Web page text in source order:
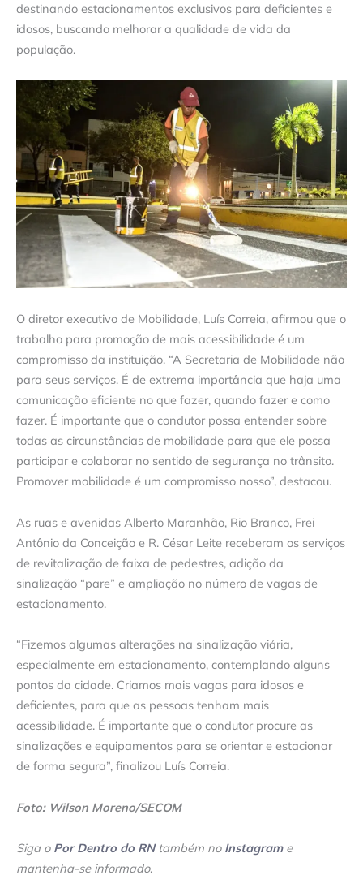
destinando estacionamentos exclusivos para deficientes e
idosos, buscando melhorar a qualidade de vida da
população.
O diretor executivo de Mobilidade, Luís Correia, afirmou que o
trabalho para promoção de mais acessibilidade é um
compromisso da instituição. “A Secretaria de Mobilidade não
para seus serviços. É de extrema importância que haja uma
comunicação eficiente no que fazer, quando fazer e como
fazer. É importante que o condutor possa entender sobre
todas as circunstâncias de mobilidade para que ele possa
participar e colaborar no sentido de segurança no trânsito.
Promover mobilidade é um compromisso nosso”, destacou.
As ruas e avenidas Alberto Maranhão, Rio Branco, Frei
Antônio da Conceição e R. César Leite receberam os serviços
de revitalização de faixa de pedestres, adição da
sinalização “pare” e ampliação no número de vagas de
estacionamento.
“Fizemos algumas alterações na sinalização viária,
especialmente em estacionamento, contemplando alguns
pontos da cidade. Criamos mais vagas para idosos e
deficientes, para que as pessoas tenham mais
acessibilidade. É importante que o condutor procure as
sinalizações e equipamentos para se orientar e estacionar
de forma segura”, finalizou Luís Correia.
Foto: Wilson Moreno/SECOM
Siga o Por Dentro do RNtambém no Instagrame
mantenha-se informado.